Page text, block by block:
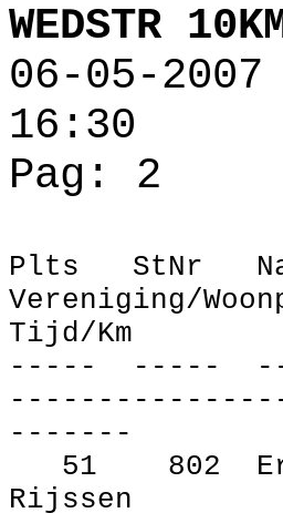
WEDSTR
06‑05‑2007
16:30
Pag: 2
Plts StNr
Vereniging/
Tijd/Km
‑‑‑‑‑
‑‑‑‑‑
‑‑‑‑‑‑‑
51
802
Rijssen